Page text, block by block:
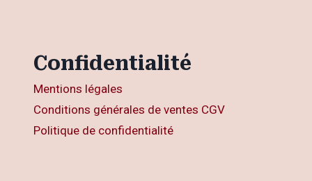
Confidentialité
Mentions légales
Conditions générales de ventes CGV
Politique de confidentialité